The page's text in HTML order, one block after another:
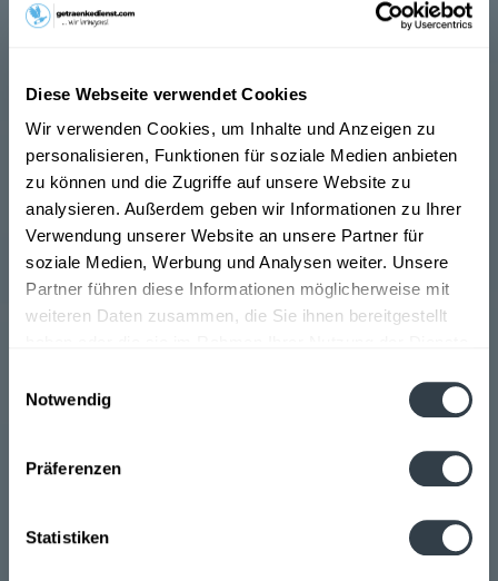
Diese Webseite verwendet Cookies
Wir verwenden Cookies, um Inhalte und Anzeigen zu
personalisieren, Funktionen für soziale Medien anbieten
zu können und die Zugriffe auf unsere Website zu
analysieren. Außerdem geben wir Informationen zu Ihrer
Verwendung unserer Website an unsere Partner für
soziale Medien, Werbung und Analysen weiter. Unsere
Partner führen diese Informationen möglicherweise mit
weiteren Daten zusammen, die Sie ihnen bereitgestellt
Notwendig
Präferenzen
Statistiken
Lass dir die Getränke von Sodenthaler
Die Geschichte von Sodenthaler: Das Wasser aus dem
Wassers liegt im Naturpark Spessart. Das Mineralwasser
wird unmittelbar am Quellort abgefüllt. Erstmals wurde
die Heilquelle im Quellort Soden im Jahre 1247 erwähnt.
Knapp 700 Jahre später wurde dann der Sodenthaler
Mineralbrunnen gegründet. Seit 1996 gehört
Sodenthaler zur Coca-Cola European Partners
Deutschland GmbH. Vor einigen Jahren vergrößerte sich
das Unternehmen, um der steigenden Nachfrage
Wir bieten das Sodenthaler Mineralwasser in sanft und
spritzig an. Die Flaschen bestehen aus Glas und haben
eine Größe von 0,25l bis 0,75l Sie sind in Kästen von 12